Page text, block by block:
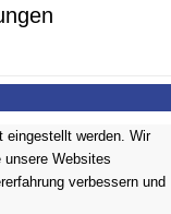
eingestellt werden. Wir
Websites
verbessern und